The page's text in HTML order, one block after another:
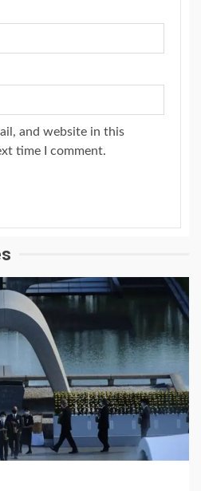
and website in this
time I comment.